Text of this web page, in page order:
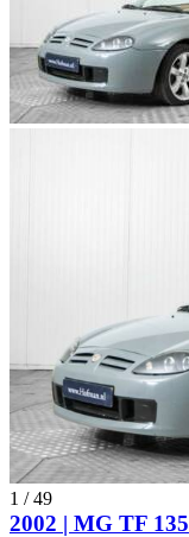
1 /49
2002 | MG TF 135